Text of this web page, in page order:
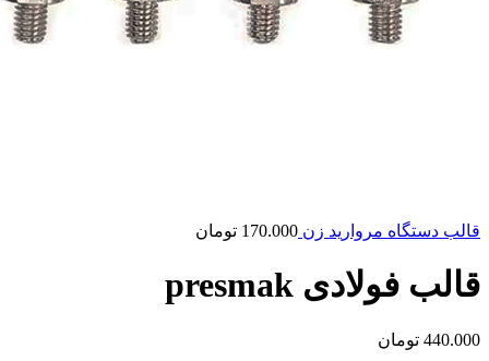
قالب دستگاه مروارید زن 170.000 تومان
قالب فولادی presmak
440.000 تومان